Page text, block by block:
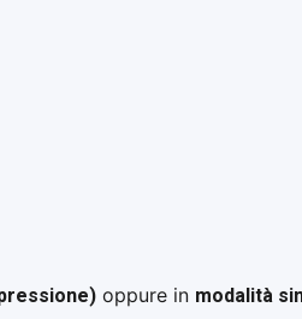
oppure in modalità